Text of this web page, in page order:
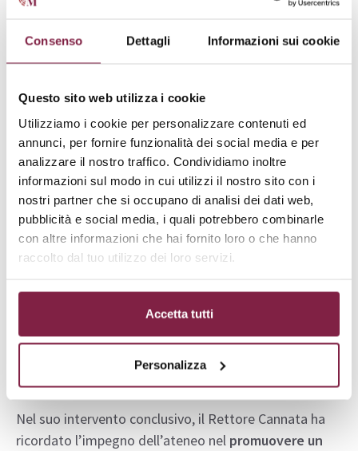
Consenso Dettagli Informazioni sui cookie
Questo sito web utilizza i cookie
Utilizziamo i cookie per personalizzare contenuti ed
annunci, per fornire funzionalità dei social media e per
analizzare il nostro traffico. Condividiamo inoltre
informazioni sul modo in cui utilizzi il nostro sito con i
nostri partner che si occupano di analisi dei dati web,
pubblicità e social media, i quali potrebbero combinarle
con altre informazioni che hai fornito loro o che hanno
raccolto dal tuo utilizzo dei loro servizi.
Accetta tutti
Personalizza
laurea magistrale honoris causa in
Ferrett i, icona della moda italiana e simbolo del Made
in Italy nel mondo. La laudatio, tenuta dalla
professoressa Alessandra Micozzi, ha ripercorso il
contributo della stilista alla valorizzazione della
cultura artigianale e alla comunicazione
contemporanea del brand Italia.
Emozionata,Ferretti ha sottolineato come “la
creatività e la responsabilità sociale siano parte
integrante del successo di ogni impresa”,
aggiungendo che “la comunicazione digitale ha
cambiato il modo di raccontare la moda, ma non i suoi
per il lavoro umano”.
Nel suo intervento conclusivo, il Rettore Cannata ha
ricordato l’impegno dell’ateneo nel promuovere un